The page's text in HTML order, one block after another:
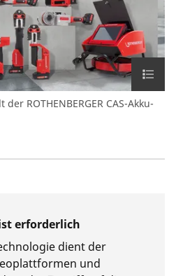
ROTHENBERGER CAS-Akku-
erforderlich
dient der
und